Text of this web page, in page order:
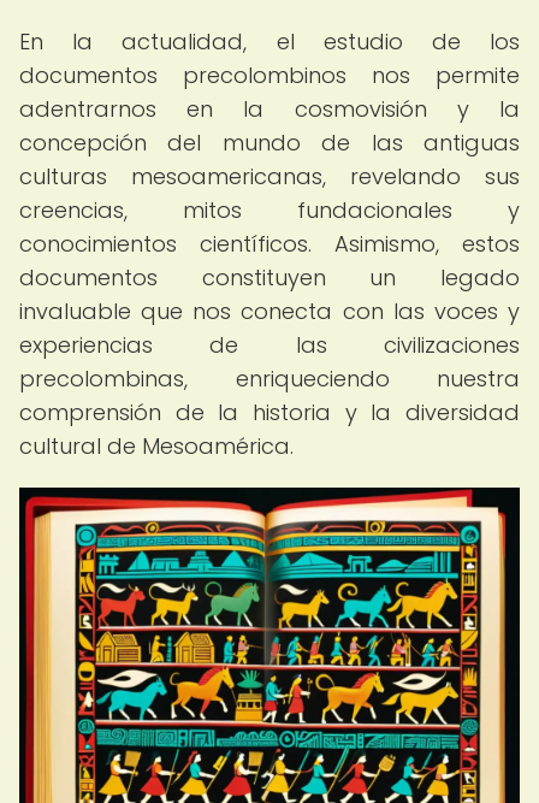
En la actualidad, el estudio de los
documentos precolombinos nos permite
adentrarnos en la cosmovisión y la
concepción del mundo de las antiguas
culturas mesoamericanas, revelando sus
creencias, mitos fundacionales y
conocimientos científicos. Asimismo, estos
documentos constituyen un legado
invaluable que nos conecta con las voces y
experiencias de las civilizaciones
precolombinas, enriqueciendo nuestra
comprensión de la historia y la diversidad
cultural de Mesoamérica.